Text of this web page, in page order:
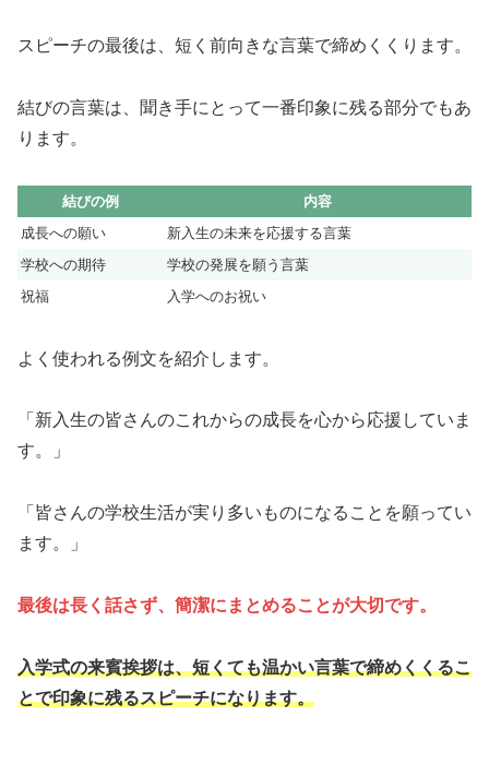
スピーチの最後は、短く前向きな言葉で締めくくります。
結びの言葉は、聞き手にとって一番印象に残る部分でもあ
ります。
結びの例
内容
成長への願い
新入生の未来を応援する言葉
学校への期待
学校の発展を願う言葉
祝福
入学へのお祝い
よく使われる例文を紹介します。
「新入生の皆さんのこれからの成長を心から応援していま
す。」
「皆さんの学校生活が実り多いものになることを願ってい
ます。」
最後は長く話さず、簡潔にまとめることが大切です。
入学式の来賓挨拶は、短くても温かい言葉で締めくくるこ
とで印象に残るスピーチになります。